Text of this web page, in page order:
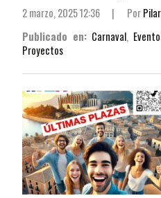
2 marzo, 2025 12:36 | Por
Publicado en: Carnaval,
Proyectos